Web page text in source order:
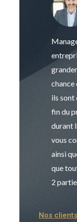
chance
ils sont
fin du
durant
vous
ainsi
que
2
Nos